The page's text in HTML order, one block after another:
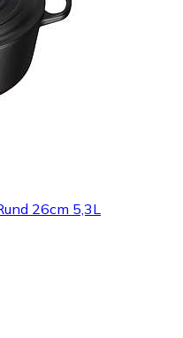
26cm 5,3L